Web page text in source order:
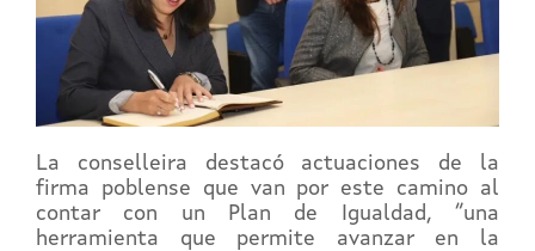
La conselleira destacó actuaciones de la
firma poblense que van por este camino al
contar con un Plan de Igualdad, “una
herramienta que permite avanzar en la